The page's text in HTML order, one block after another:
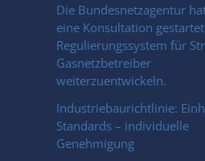
Die Bundesnetzagentur
eine Konsultation
Regulierungssystem für
Gasnetzbetreiber
weiterzuentwickeln.
Industriebaurichtlinie:
Standards – individuelle
Genehmigung